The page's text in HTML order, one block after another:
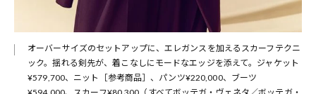
オーバーサイズのセットアップに、エレガンスを加えるスカーフテクニ
ック。揺れる剣先が、着こなしにモードなエッジを添えて。ジャケット
¥579,700、ニット［参考商品］、パンツ¥220,000、ブーツ
¥594,000、スカーフ¥80,300（すべてボッテガ・ヴェネタ／ボッテガ・